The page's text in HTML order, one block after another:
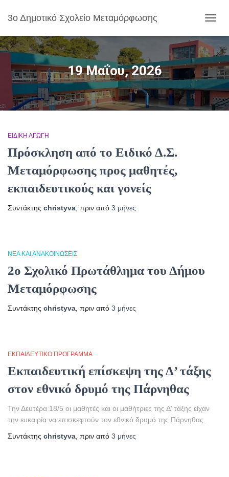
3ο Δημοτικό Σχολείο Μεταμόρφωσης
19 Μαΐου, 2026
ΕΙΔΙΚΉ ΑΓΩΓΉ
Πρόσκληση από το Ειδικό Δ.Σ.
Μεταμόρφωσης προς μαθητές,
εκπαιδευτικούς και γονείς
Συντάκτης christyva , πριν από 3 μήνες
ΝΈΑ ΚΑΙ ΑΝΑΚΟΙΝΏΣΕΙΣ
2ο Σχολικό Πρωτάθλημα του Δήμου
Μεταμόρφωσης
Συντάκτης christyva , πριν από 3 μήνες
ΕΚΠΑΙΔΕΥΤΙΚΌ ΠΡΌΓΡΑΜΜΑ
Εκπαιδευτική επίσκεψη της Δ’ τάξης
στον εθνικό δρυμό της Πάρνηθας
Την Δευτέρα 18/5 οι μαθητές και οι μαθήτριες της Δ’ τάξης είχαν
την ευκαιρία να επισκεφτούν τον εθνικό δρυμό της Πάρνηθας.
Συντάκτης christyva , πριν από 3 μήνες